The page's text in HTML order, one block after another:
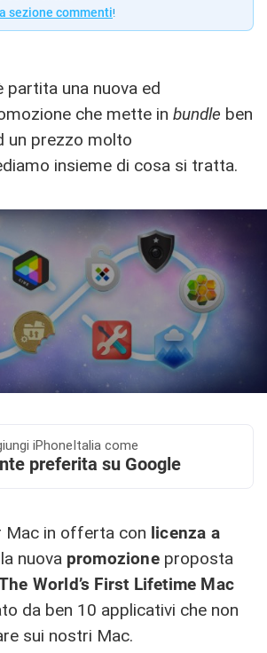
sezione commenti!
partita una nuova ed
che mette in bundle ben
un prezzo molto
insieme di cosa si tratta.
iPhoneItalia come
preferita su Google
Mac in offerta con licenza a
nuova promozioneproposta
World’s First Lifetime Mac
da ben 10 applicativi che non
sui nostri Mac.